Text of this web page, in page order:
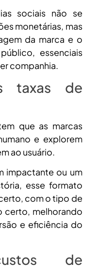
sociais não se
monetárias, mas
da marca e o
essenciais
companhia.
taxas de
que as marcas
e explorem
ao usuário.
impactante ou um
esse formato
com o tipo de
certo, melhorando
e eficiência do
de